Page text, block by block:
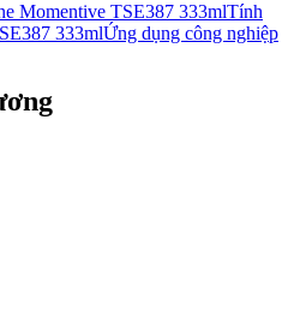
Momentive TSE387 333mlTính
333mlỨng dụng công nghiệp